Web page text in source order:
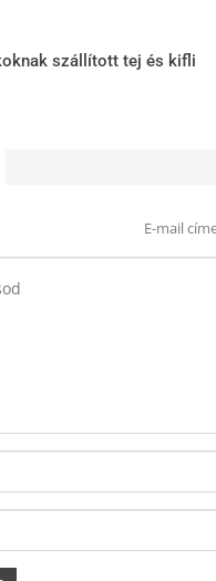
szállított tej és kifli
E-mail